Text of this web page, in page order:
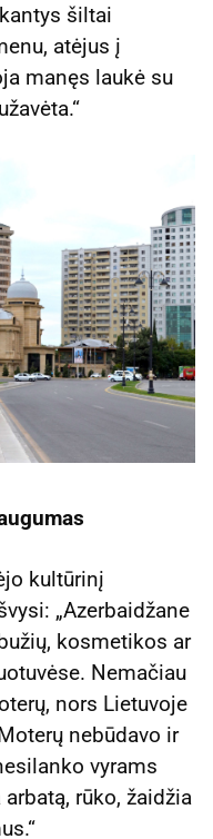
šiltai
atėjus į
manęs laukė su
kultūrinį
„Azerbaidžane
kosmetikos ar
Nemačiau
nors Lietuvoje
nebūdavo ir
vyrams
rūko, žaidžia